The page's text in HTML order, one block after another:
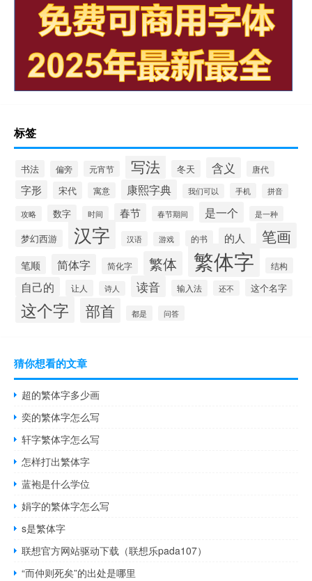
标签
书法 偏旁 元宵节 写法 冬天 含义 唐代
字形 宋代 寓意 康熙字典 我们可以 手机 拼音
攻略 数字 时间 春节 春节期间 是一个 是一种
梦幻西游 汉字 汉语 游戏 的书 的人 笔画
笔顺 简体字 简化字 繁体 繁体字 结构
自己的 让人 诗人 读音 输入法 还不 这个名字
这个字 部首 都是 问答
猜你想看的文章
超的繁体字多少画
奕的繁体字怎么写
轩字繁体字怎么写
怎样打出繁体字
蓝袍是什么学位
娟字的繁体字怎么写
s是繁体字
联想官方网站驱动下载（联想乐pada107）
“而仲则死矣”的出处是哪里